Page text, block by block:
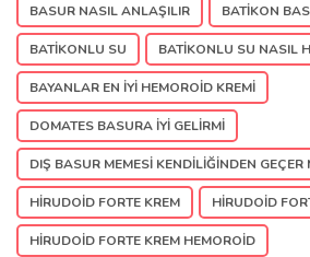
BASUR NASIL ANLAŞILIR BATIKON
BATIKONLU SU BATIKONLU SU NASIL
BAYANLAR EN IYI HEMOROID KREMI
DOMATES BASURA IYI GELIRMI
DIŞ BASUR MEMESI KENDILIĞINDEN GEÇER
HIRUDOID FORTE KREM HIRUDOID
HIRUDOID FORTE KREM HEMOROID